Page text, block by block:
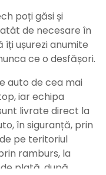
poți găsi și
de necesare în
ușurezi anumite
ce o desfășori.
auto de cea mai
iar echipa
livrate direct la
în siguranță, prin
pe teritoriul
ramburs, la
plată, după